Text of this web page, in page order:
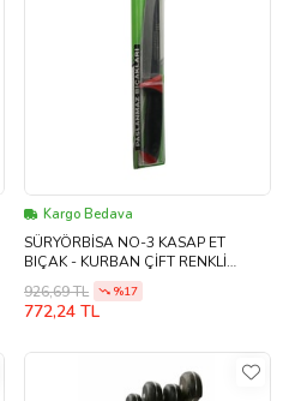
Kargo Bedava
SÜRYÖRBİSA NO-3 KASAP ET
BIÇAK - KURBAN ÇİFT RENKLİ
PLASTİK SAPLI
926,69 TL %17
772,24 TL